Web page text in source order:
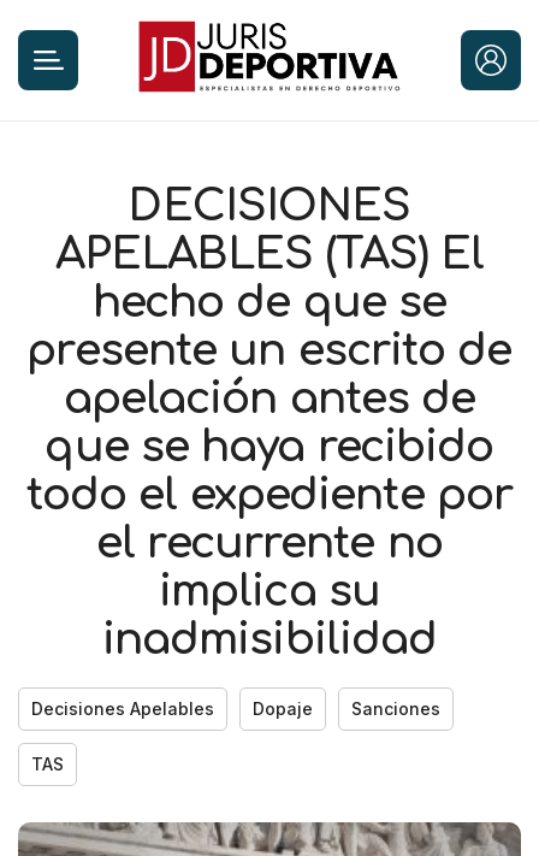
DECISIONES
APELABLES (TAS) El
hecho de que se
presente un escrito de
apelación antes de
que se haya recibido
todo el expediente por
el recurrente no
implica su
inadmisibilidad
Decisiones Apelables Dopaje Sanciones
TAS